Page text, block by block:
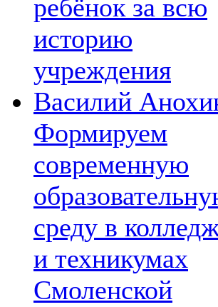
ребёнок за всю
историю
учреждения
Василий
Формируем
современную
среду в
и техникумах
Смоленской